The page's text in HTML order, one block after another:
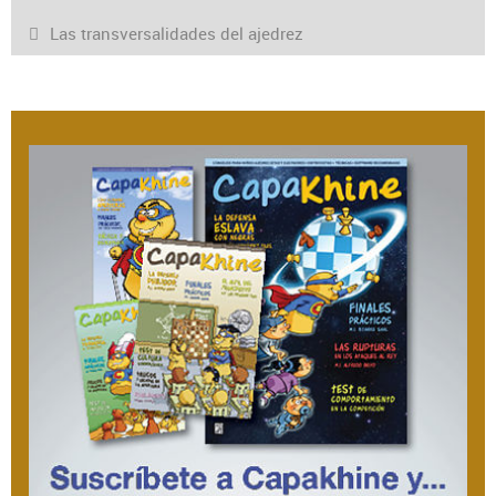
Las transversalidades del ajedrez